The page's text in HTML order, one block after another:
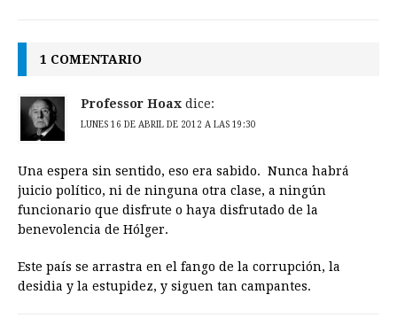
1 COMENTARIO
Professor Hoax dice:
LUNES 16 DE ABRIL DE 2012 A LAS 19:30
Una espera sin sentido, eso era sabido. Nunca habrá
juicio político, ni de ninguna otra clase, a ningún
funcionario que disfrute o haya disfrutado de la
benevolencia de Hólger.
Este país se arrastra en el fango de la corrupción, la
desidia y la estupidez, y siguen tan campantes.